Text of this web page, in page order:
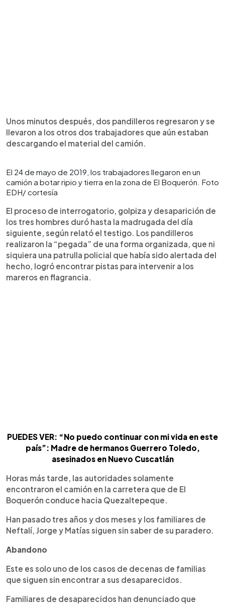
Unos minutos después, dos pandilleros regresaron y se
llevaron a los otros dos trabajadores que aún estaban
descargando el material del camión.
El 24 de mayo de 2019, los trabajadores llegaron en un
camión a botar ripio y tierra en la zona de El Boquerón. Foto
EDH/ cortesía
El proceso de interrogatorio, golpiza y desaparición de
los tres hombres duró hasta la madrugada del día
siguiente, según relató el testigo. Los pandilleros
realizaron la “pegada” de una forma organizada, que ni
siquiera una patrulla policial que había sido alertada del
hecho, logró encontrar pistas para intervenir a los
mareros en flagrancia.
PUEDES VER: “No puedo continuar con mi vida en este
país”: Madre de hermanos Guerrero Toledo,
asesinados en Nuevo Cuscatlán
Horas más tarde, las autoridades solamente
encontraron el camión en la carretera que de El
Boquerón conduce hacia Quezaltepeque.
Han pasado tres años y dos meses y los familiares de
Neftalí, Jorge y Matías siguen sin saber de su paradero.
Abandono
Este es solo uno de los casos de decenas de familias
que siguen sin encontrar a sus desaparecidos.
Familiares de desaparecidos han denunciado que